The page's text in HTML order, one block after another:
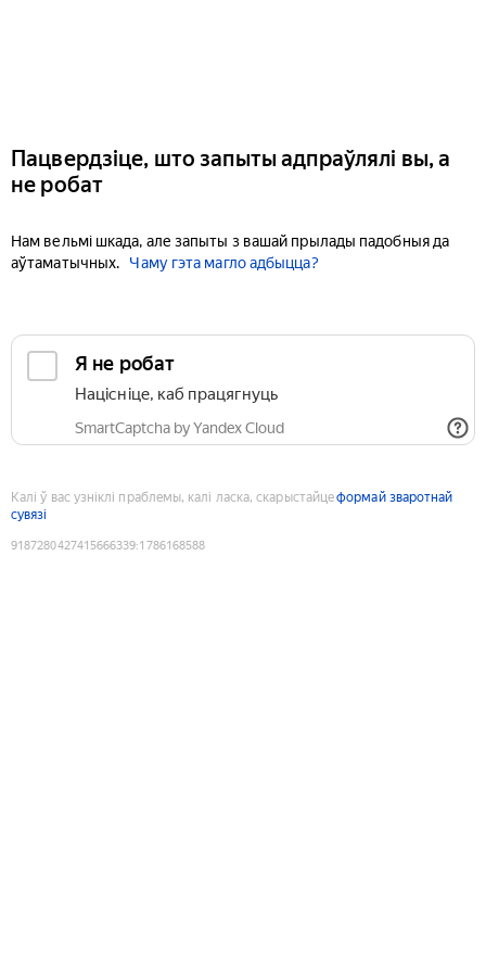
Пацвердзіце, што запыты адпраўлялі вы, а
не робат
Нам вельмі шкада, але запыты з вашай прылады падобныя да
аўтаматычных.
Чаму гэта магло адбыцца?
Я не робат
Націсніце, каб працягнуць
SmartCaptcha by Yandex Cloud
Калі ў вас узніклі праблемы, калі ласка, скарыстайцеформай зваротнай
сувязі
9187280427415666339:1786168588